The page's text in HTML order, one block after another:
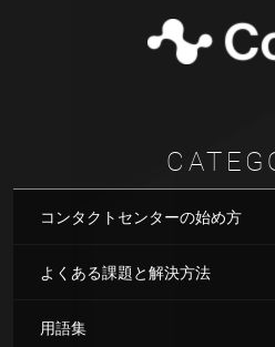
コンタクトセンターの始め方
よくある課題と解決方法
用語集